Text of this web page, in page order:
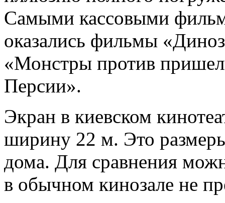
Самыми кассовыми
оказались фильмы
«Монстры против
Персии».
Экран в киевском
ширину 22 м. Это
дома. Для сравнения
в обычном кинозале не